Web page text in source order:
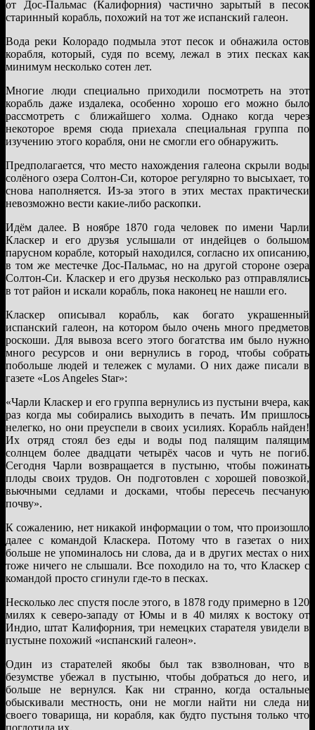
от Дос-Пальмас (Калифорния) частично зарытый в песок
старинный корабль, похожий на тот же испанский галеон.
Вода реки Колорадо подмыла этот песок и обнажила остов
корабля, который, судя по всему, лежал в этих песках как
минимум несколько сотен лет.
Многие люди специально приходили посмотреть на этот
корабль даже издалека, особенно хорошо его можно было
рассмотреть с ближайшего холма. Однако когда через
некоторое время сюда приехала специальная группа по
изучению этого корабля, они не смогли его обнаружить.
Предполагается, что место нахождения галеона скрыли воды
солёного озера Солтон-Си, которое регулярно то высыхает, то
снова наполняется. Из-за этого в этих местах практически
невозможно вести какие-либо раскопки.
Идём далее. В ноябре 1870 года человек по имени Чарли
Класкер и его друзья услышали от индейцев о большом
парусном корабле, который находился, согласно их описанию,
в том же местечке Дос-Пальмас, но на другой стороне озера
Солтон-Си. Класкер и его друзья несколько раз отправлялись
в тот район и искали корабль, пока наконец не нашли его.
Класкер описывал корабль, как богато украшенный
испанский галеон, на котором было очень много предметов
роскоши. Для вывоза всего этого богатства им было нужно
много ресурсов и они вернулись в город, чтобы собрать
побольше людей и тележек с мулами. О них даже писали в
газете «Los Angeles Star»:
«Чарли Класкер и его группа вернулись из пустыни вчера, как
раз когда мы собирались выходить в печать. Им пришлось
нелегко, но они преуспели в своих усилиях. Корабль найден!
Их отряд стоял без еды и воды под палящим палящим
солнцем более двадцати четырёх часов и чуть не погиб.
Сегодня Чарли возвращается в пустыню, чтобы пожинать
плоды своих трудов. Он подготовлен с хорошей повозкой,
вьючными седлами и досками, чтобы пересечь песчаную
почву».
К сожалению, нет никакой информации о том, что произошло
далее с командой Класкера. Потому что в газетах о них
больше не упоминалось ни слова, да и в других местах о них
тоже ничего не слышали. Все походило на то, что Класкер с
командой просто сгинули где-то в песках.
Несколько лес спустя после этого, в 1878 году примерно в 120
милях к северо-западу от Юмы и в 40 милях к востоку от
Индио, штат Калифорния, три немецких старателя увидели в
пустыне похожий «испанский галеон».
Один из старателей якобы был так взволнован, что в
безумстве убежал в пустыню, чтобы добраться до него, и
больше не вернулся. Как ни странно, когда остальные
обыскивали местность, они не могли найти ни следа ни
своего товарища, ни корабля, как будто пустыня только что
поглотила их.